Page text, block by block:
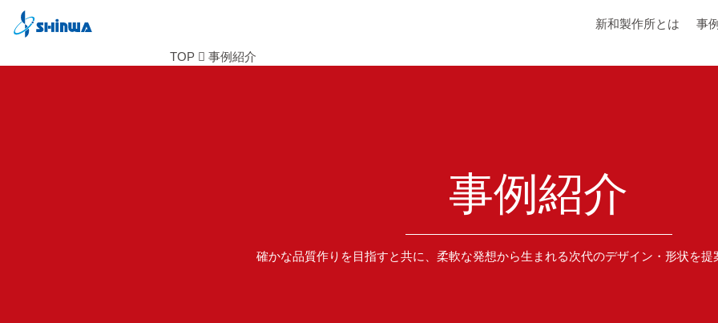
新和製作所とは 事
TOP 事例紹介
事例紹介
確かな品質作りを目指すと共に、柔軟な発想から生まれる次代のデザイン・形状を提